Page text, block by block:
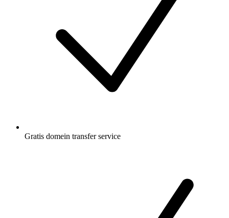
Gratis domein transfer service